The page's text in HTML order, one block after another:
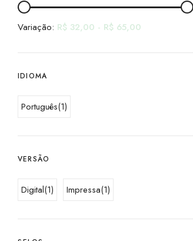
Variação: R$ 32,00 - R$ 65,00
IDIOMA
Português(1)
VERSÃO
Digital(1) Impressa(1)